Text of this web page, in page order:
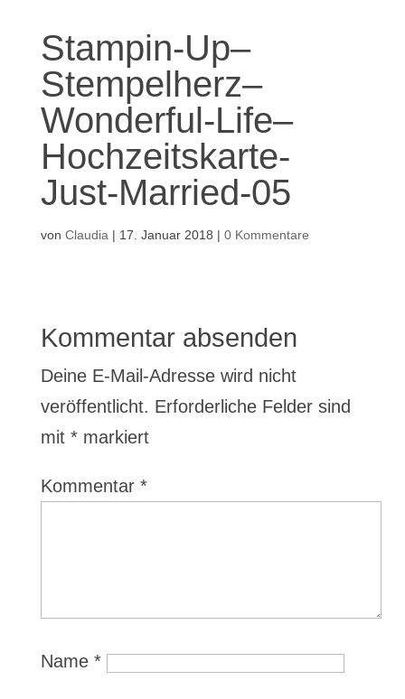
Stampin-Up–
Stempelherz–
Wonderful-Life–
Hochzeitskarte-
Just-Married-05
von Claudia | 17. Januar 2018 | 0 Kommentare
Kommentar absenden
Deine E-Mail-Adresse wird nicht
veröffentlicht. Erforderliche Felder sind
mit *markiert
Kommentar *
Name *